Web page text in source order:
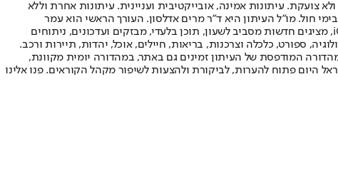
צועקת. עיתונות אמינה, אובייקטיבית ועניינית. עיתונות אחרת וללא
שיעור החשיפה הגבוה ביותר בימי חול. מו"ל העיתון היא ד"ר מרים אדלסון. העורך הראשי הוא עמר
לחמנוביץ, והעורך המייסד הוא עמוס רגב. אתרי האינטרנט של "ישראל היום" בעברית ובאנגלית, כמו כן היישומונים (אפליקציות) לאנדרואיד ול-iOS, מציגים חדשות מסביב לשעון, תוכן בלעדי, מבזקים ועדכונים, ניתוחים
ספורט, כלכלה וצרכנות, בריאות, חיילים, אוכל, יהדות, תיירות ורכב.
המודפסת של העיתון זמינים גם באתר, במהדורה יומית מקוונת,
היום פתוח להערות, לביקורת ולהצעות לשיפור מקהל הקוראים. פנו אלינו